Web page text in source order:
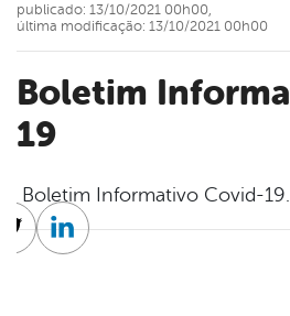
Boletim Informativo Covid-
19
publicado: 13/10/2021 00h00,
última modificação: 13/10/2021 00h00
Boletim Informativo Covid-19.
TwitterLinkedin